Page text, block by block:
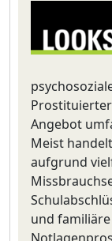
Angebot
Meist
aufgrund
und